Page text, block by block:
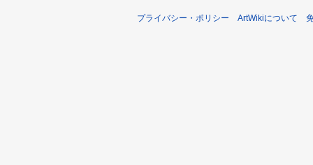
プライバシー・ポリシー ArtWikiについて